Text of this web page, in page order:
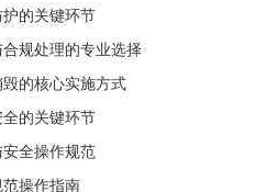
的关键环节
规处理的专业选择
的核心实施方式
的关键环节
全操作规范
操作指南